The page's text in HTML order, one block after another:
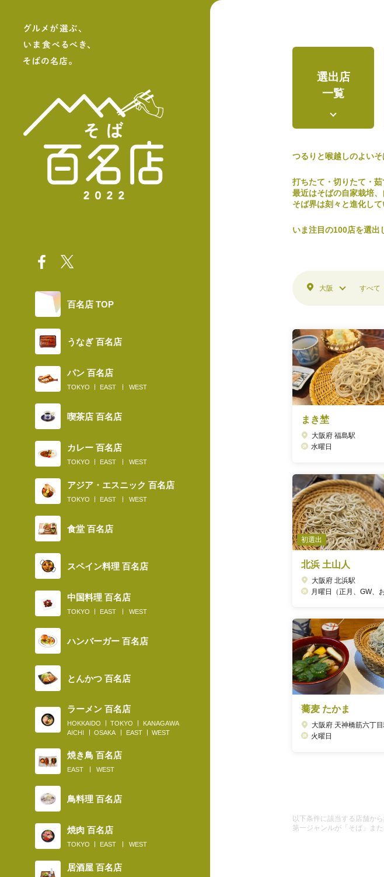
百名店 TOP
うなぎ 百名店
パン 百名店
TOKYO EAST WEST
喫茶店 百名店
カレー 百名店
TOKYO EAST WEST
アジア・エスニック 百名店
TOKYO EAST WEST
食堂 百名店
スペイン料理 百名店
中国料理 百名店
TOKYO EAST WEST
ハンバーガー 百名店
とんかつ 百名店
ラーメン 百名店
HOKKAIDO TOKYO
KANAGAWA
AICHI
OSAKA EAST WEST
焼き鳥 百名店
EAST WEST
鳥料理 百名店
焼肉 百名店
TOKYO EAST WEST
居酒屋 百名店
選出店
一覧
つるりと喉越しのよいそ
打ちたて・切りたて・茹
最近はそばの自家栽培、
そば界は刻々と進化して
いま注目の100店を選出
大阪 すべて
まき埜
大阪府 福島駅
水曜日
初選出
北浜 土山人
大阪府 北浜駅
月曜日（正月、GW、お盆はお休み）12/12
蕎麦 たかま
大阪府 天神橋筋六丁
火曜日
以下条件に該当する店舗か
第一ジャンルが「そば」ま